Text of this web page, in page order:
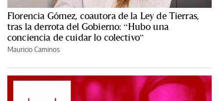
Florencia Gómez, coautora de la Ley de Tierras,
tras la derrota del Gobierno: “Hubo una
conciencia de cuidar lo colectivo”
Mauricio Caminos